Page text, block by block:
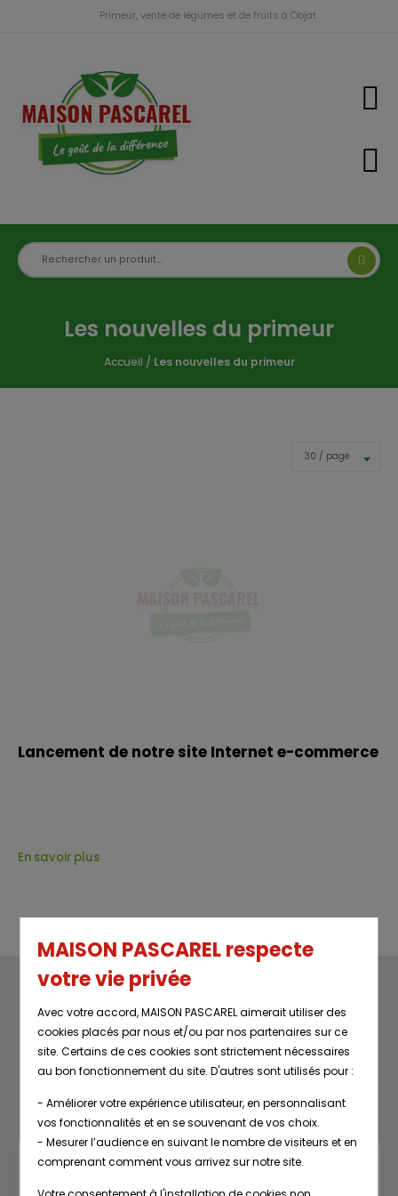
Primeur, vente de légumes et de fruits à Objat
Les nouvelles du primeur
Accueil / Les nouvelles du primeur
30 / page
Lancement de notre site Internet e-commerce
En savoir plus
Restez au courant
LA NEWSLETTER DE LA BOUTIQUE
MAISON PASCAREL respecte
votre vie privée
Avec votre accord, MAISON PASCAREL aimerait utiliser des
cookies placés par nous et/ou par nos partenaires sur ce
site. Certains de ces cookies sont strictement nécessaires
au bon fonctionnement du site. D'autres sont utilisés pour :
- Améliorer votre expérience utilisateur, en personnalisant
vos fonctionnalités et en se souvenant de vos choix.
- Mesurer l’audience en suivant le nombre de visiteurs et en
comprenant comment vous arrivez sur notre site.